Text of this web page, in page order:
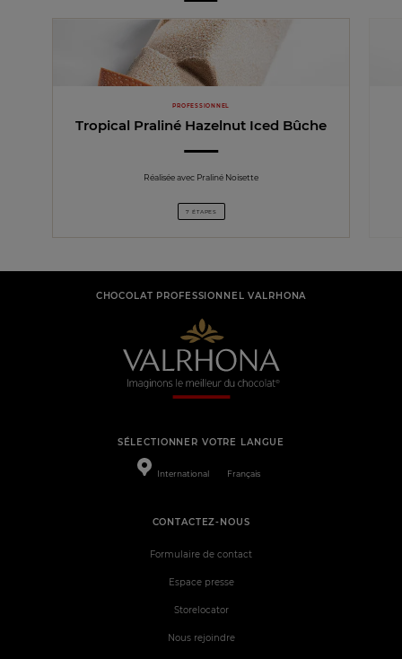
PROFESSIONNEL
Tropical Praliné Hazelnut Iced Bûche
Réalisée avec Praliné Noisette
7 ÉTAPES
CHOCOLAT PROFESSIONNEL VALRHONA
SÉLECTIONNER VOTRE LANGUE
International Français
CONTACTEZ-NOUS
Formulaire de contact
Espace presse
Storelocator
Nous rejoindre